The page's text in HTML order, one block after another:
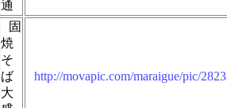
通
固
焼
そ
ば
大
http://movapic.com/maraigue/pic/